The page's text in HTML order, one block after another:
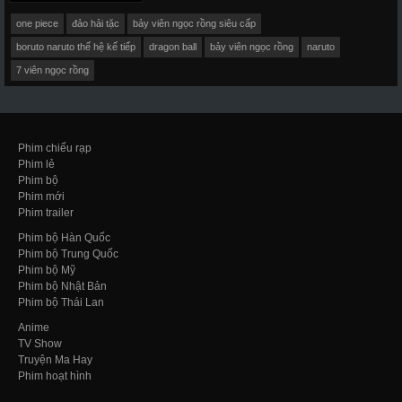
one piece đảo hải tặc bảy viên ngọc rồng siêu cấp
boruto naruto thế hệ kế tiếp dragon ball bảy viên ngọc rồng naruto
7 viên ngọc rồng
Phim chiếu rạp
Phim lẻ
Phim bộ
Phim mới
Phim trailer
Phim bộ Hàn Quốc
Phim bộ Trung Quốc
Phim bộ Mỹ
Phim bộ Nhật Bản
Phim bộ Thái Lan
Anime
TV Show
Truyện Ma Hay
Phim hoạt hình